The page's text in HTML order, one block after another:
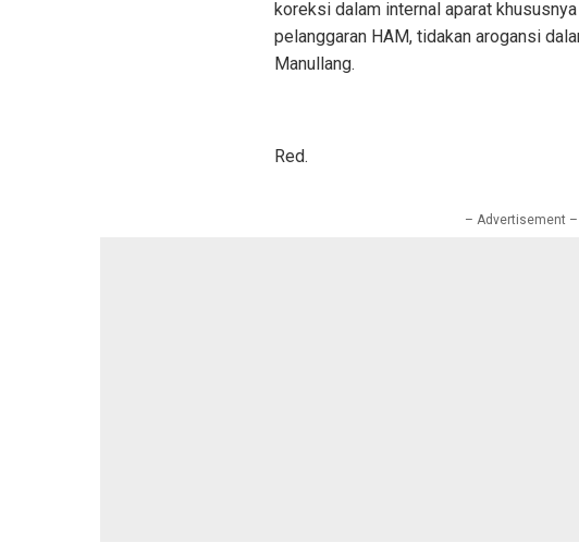
koreksi dalam internal aparat
pelanggaran HAM, tidakan arogansi
Manullang.
Red.
– Advertisement –